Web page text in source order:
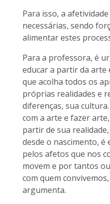
Para isso, a
necessárias, sendo
alimentar estes
Para a professora, é
educar a partir da arte
que acolha todos os
próprias realidades e
diferenças, sua
com a arte e fazer
partir de sua
desde o nascimento,
pelos afetos que nos
movem e por tantos
com quem
argumenta.